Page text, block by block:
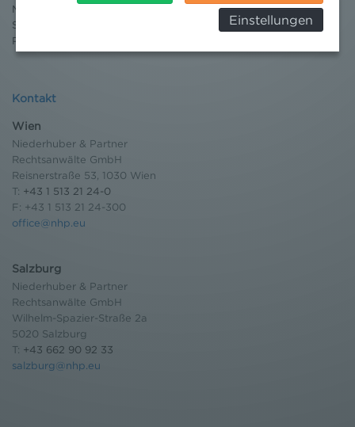
Moot Court
Stipendium
Pressebereich
Kontakt
Wien
Niederhuber & Partner
Rechtsanwälte GmbH
Reisnerstraße 53, 1030 Wien
T: +43 1 513 21 24-0
F: +43 1 513 21 24-300
office@nhp.eu
Salzburg
Niederhuber & Partner
Rechtsanwälte GmbH
Wilhelm-Spazier-Straße 2a
5020 Salzburg
T: +43 662 90 92 33
salzburg@nhp.eu
Behörden, zu Kontroll- und zu
Überwachungszwecken, verarbeitet werden und
werden können. Zudem finden Sie am
Datenschutzerklärung
Einstellungen